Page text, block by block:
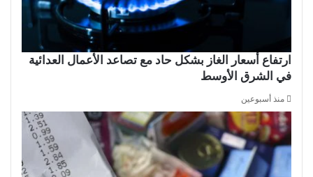
ارتفاع أسعار الغاز بشكل حاد مع تصاعد الأعمال العدائية
في الشرق الأوسط
منذ أسبوعين